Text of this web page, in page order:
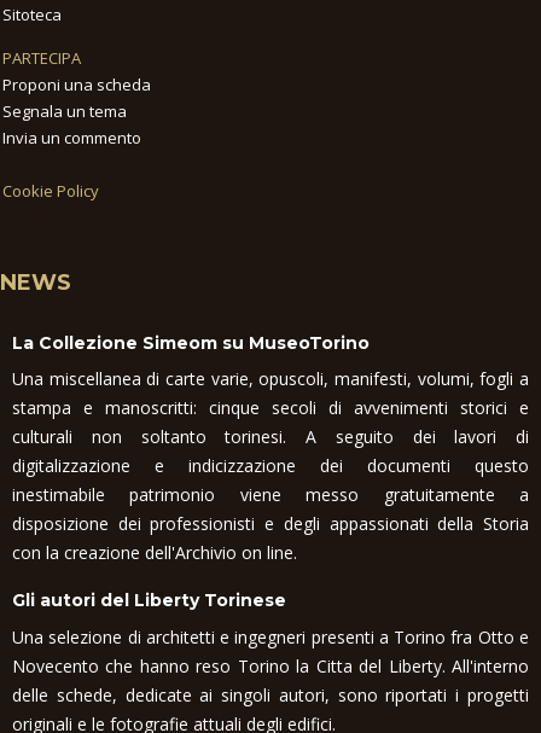
Sitoteca
PARTECIPA
Proponi una scheda
Segnala un tema
Invia un commento
Cookie Policy
NEWS
La Collezione Simeom su MuseoTorino
Una miscellanea di carte varie, opuscoli, manifesti, volumi, fogli a
stampa e manoscritti: cinque secoli di avvenimenti storici e
culturali non soltanto torinesi. A seguito dei lavori di
digitalizzazione e indicizzazione dei documenti questo
inestimabile patrimonio viene messo gratuitamente a
disposizione dei professionisti e degli appassionati della Storia
con la creazione dell'Archivio on line.
Gli autori del Liberty Torinese
Una selezione di architetti e ingegneri presenti a Torino fra Otto e
Novecento che hanno reso Torino la Citta del Liberty. All'interno
delle schede, dedicate ai singoli autori, sono riportati i progetti
originali e le fotografie attuali degli edifici.